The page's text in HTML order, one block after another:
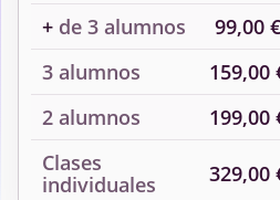
+ de 3 alumnos 99,00 €
3 alumnos
159,00
2 alumnos
199,00
Clases
individuales
329,00